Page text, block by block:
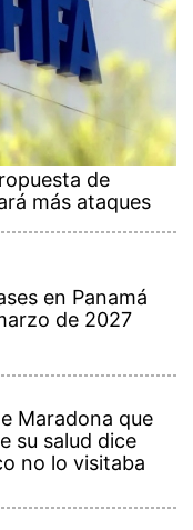
de
más ataques
en Panamá
de 2027
Maradona que
su salud dice
no lo visitaba